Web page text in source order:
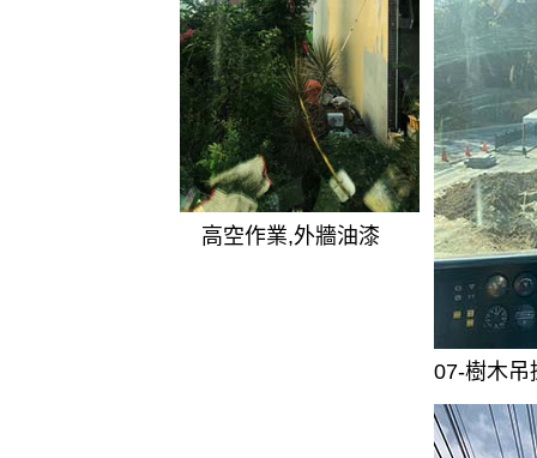
高空作業,外牆油漆
07-樹木吊